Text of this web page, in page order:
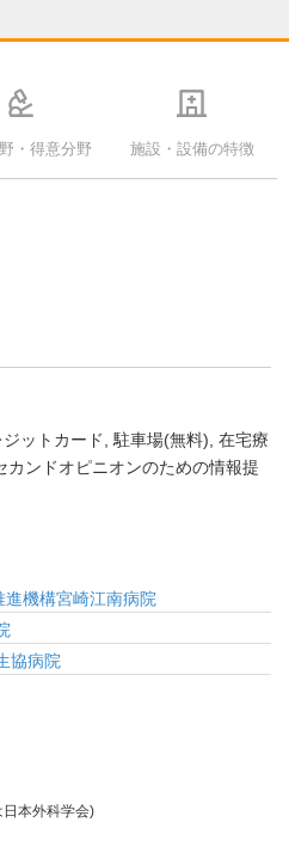
・得意分野 施設・設備の特徴
ジットカード 駐車場(無料) 在宅療
カンドオピニオンのための情報提
機構宮崎江南病院
協病院
本外科学会)